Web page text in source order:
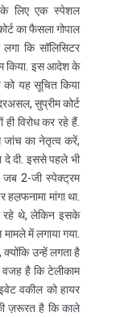
लिए एक स्पेशल
का फैसला गोपाल
कि सॉलिसिटर
किया. इस आदेश के
को यह सूचित किया
सुप्रीम कोर्ट
विरोध कर रहे हैं.
जांच का नेतृत्व करें,
दी. इससे पहले भी
जब 2-जी स्पेक्ट्रम
हल़फनामा मांगा था.
रहे थे, लेकिन इसके
में लगाया गया.
उन्हें लगता है
वजह है कि टेलीकाम
वकील को हायर
ज़रूरत है कि काले